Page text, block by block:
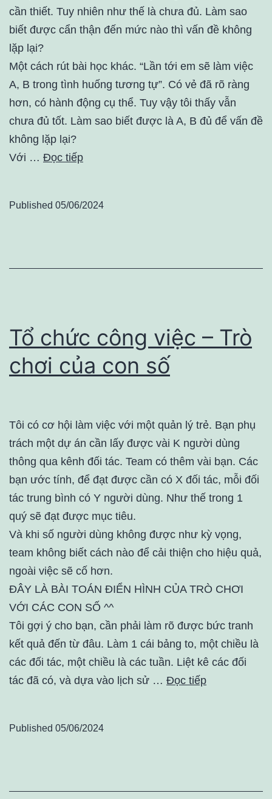
cần thiết. Tuy nhiên như thế là chưa đủ. Làm sao
biết được cẩn thận đến mức nào thì vấn đề không
lặp lại?
Một cách rút bài học khác. “Lần tới em sẽ làm việc
A, B trong tình huống tương tự”. Có vẻ đã rõ ràng
hơn, có hành động cụ thể. Tuy vậy tôi thấy vẫn
chưa đủ tốt. Làm sao biết được là A, B đủ để vấn đề
không lặp lại?
Với … Đọc tiếp
Published 05/06/2024
Tổ chức công việc – Trò
chơi của con số
Tôi có cơ hội làm việc với một quản lý trẻ. Bạn phụ
trách một dự án cần lấy được vài K người dùng
thông qua kênh đối tác. Team có thêm vài bạn. Các
bạn ước tính, để đạt được cần có X đối tác, mỗi đối
tác trung bình có Y người dùng. Như thế trong 1
quý sẽ đạt được mục tiêu.
Và khi số người dùng không được như kỳ vọng,
team không biết cách nào để cải thiện cho hiệu quả,
ngoài việc sẽ cố hơn.
ĐÂY LÀ BÀI TOÁN ĐIỂN HÌNH CỦA TRÒ CHƠI
VỚI CÁC CON SỐ ^^
Tôi gợi ý cho bạn, cần phải làm rõ được bức tranh
kết quả đến từ đâu. Làm 1 cái bảng to, một chiều là
các đối tác, một chiều là các tuần. Liệt kê các đối
tác đã có, và dựa vào lịch sử … Đọc tiếp
Published 05/06/2024